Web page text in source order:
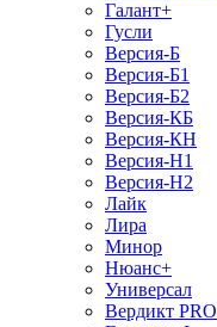
Галант+
Гусли
Версия-Б
Версия-Б1
Версия-Б2
Версия-КБ
Версия-КН
Версия-Н1
Версия-Н2
Лайк
Лира
Минор
Нюанс+
Универсал
Вердикт PRO